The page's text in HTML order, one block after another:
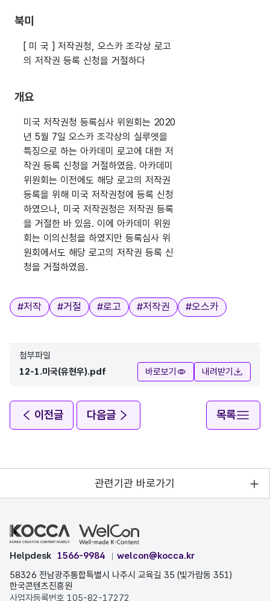
북미
[ 미 국 ] 저작권청, 오스카 조각상 로고
의 저작권 등록 신청을 거절하다
개요
미국 저작권청 등록심사 위원회는 2020
년 5월 7일 오스카 조각상의 실루엣을
특징으로 하는 아카데미 로고에 대한 저
작권 등록 신청을 거절하였음. 아카데미
위원회는 이전에도 해당 로고의 저작권
등록을 위해 미국 저작권청에 등록 신청
하였으나, 미국 저작권청은 저작권 등록
을 거절한 바 있음. 이에 아카데미 위원
회는 이의신청을 하였지만 등록심사 위
원회에서도 해당 로고의 저작권 등록 신
청을 거절하였음.
태그
#저작 #거절 #로고 #저작권 #오스카
첨부파일
12-1.미국(유현우).pdf
바로보기 내려받기
이전글 다음글 목록
관련기관 바로가기
Helpdesk 1566-9984
welcon@kocca.kr
58326 전남광주통합특별시 나주시 교육길 35 (빛가람동 351)
한국콘텐츠진흥원
사업자등록번호 105-82-17272